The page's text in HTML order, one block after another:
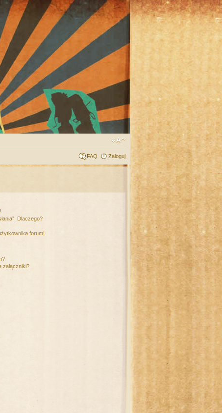
FAQ Zaloguj
Dlaczego?
forum!